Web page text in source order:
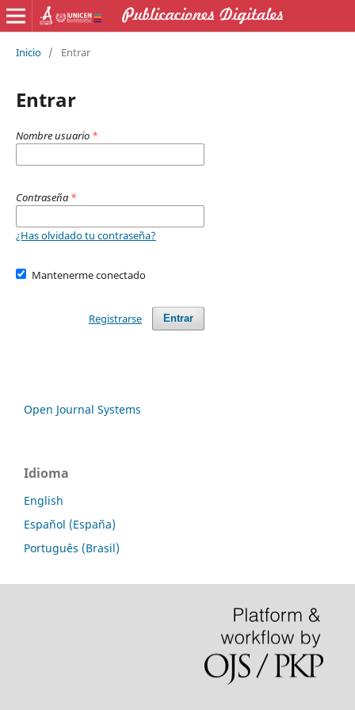
Inicio / Entrar
Entrar
Nombre usuario *
Contraseña *
¿Has olvidado tu contraseña?
Mantenerme conectado
Entrar
Registrarse
Open Journal Systems
Idioma
English
Español (España)
Português (Brasil)